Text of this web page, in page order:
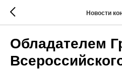
Новости
Обладателем